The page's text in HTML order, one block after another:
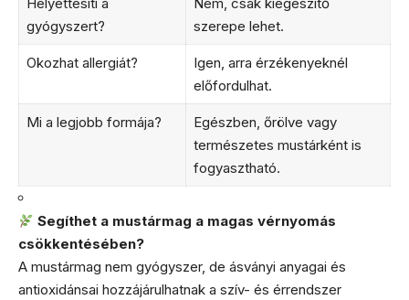
Helyettesíti a
gyógyszert?
Nem, csak kiegészítő
szerepe lehet.
Okozhat allergiát?
Igen, arra érzékenyeknél
előfordulhat.
Mi a legjobb formája?
Egészben, őrölve vagy
természetes mustárként is
fogyasztható.
Segíthet a mustármag a magas vérnyomás
csökkentésében?
A mustármag nem gyógyszer, de ásványi anyagai és
antioxidánsai hozzájárulhatnak a szív- és érrendszer